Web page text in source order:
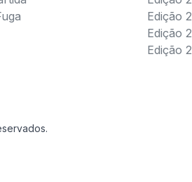
Edição
Edição
Edição